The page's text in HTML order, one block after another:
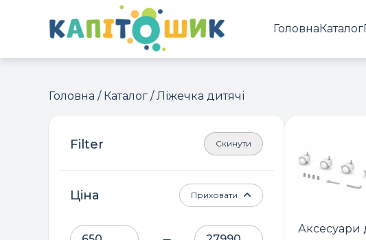
ГоловнаКаталог
Головна / Каталог / Ліжечка дитячі
Скинути
Ціна Приховати
Аксесуари